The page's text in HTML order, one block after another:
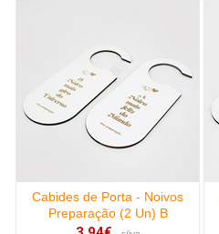
Cabides de Porta - Noivos
Preparação (2 Un) B